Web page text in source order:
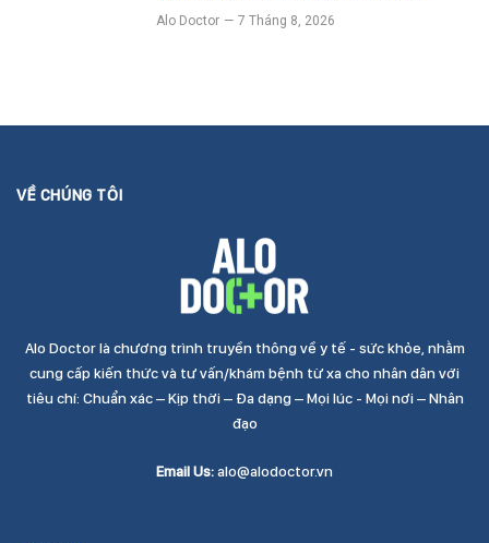
Alo Doctor 7 Tháng 8, 2026
VỀ CHÚNG TÔI
Alo Doctor là chương trình truyền thông về y tế - sức khỏe, nhằm
cung cấp kiến thức và tư vấn/khám bệnh từ xa cho nhân dân với
tiêu chí: Chuẩn xác – Kịp thời – Đa dạng – Mọi lúc - Mọi nơi – Nhân
đạo
Email Us:alo@alodoctor.vn